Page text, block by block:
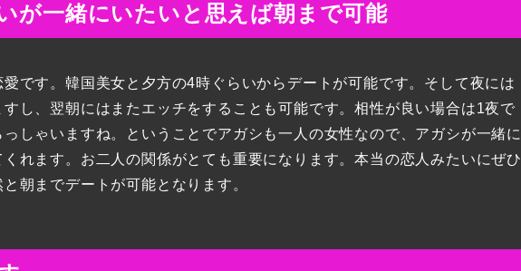
が一緒にいたいと思えば朝まで可能
です。韓国美女と夕方の4時ぐらいからデートが可能です。そして夜には
し、翌朝にはまたエッチをすることも可能です。相性が良い場合は1夜で
しゃいますね。ということでアガシも一人の女性なので、アガシが一緒に
れます。お二人の関係がとても重要になります。本当の恋人みたいにぜひ
朝までデートが可能となります。